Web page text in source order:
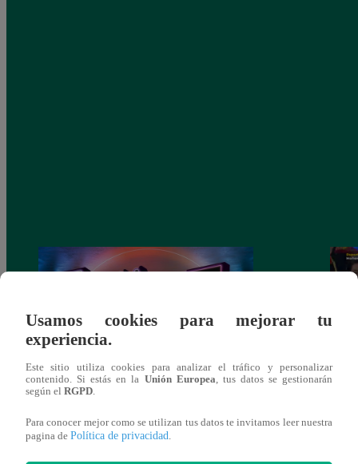
La Voz Generaciones – Sábado 14 de
enero del 2023 – Programa completo
Usamos cookies para mejorar tu
experiencia.
Este sitio utiliza cookies para analizar el tráfico y personalizar
contenido. Si estás en la Unión Europea, tus datos se gestionarán
según el RGPD.
Para conocer mejor como se utilizan tus datos te invitamos leer nuestra
pagina de Política de privacidad.